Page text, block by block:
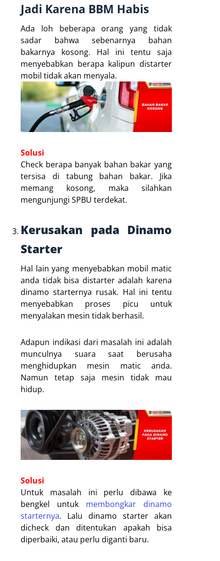
Jadi Karena BBM Habis
Ada loh beberapa orang yang tidak
sadar bahwa sebenarnya bahan
bakarnya kosong. Hal ini tentu saja
menyebabkan berapa kalipun distarter
mobil tidak akan menyala.
Solusi
Check berapa banyak bahan bakar yang
tersisa di tabung bahan bakar. Jika
memang kosong, maka silahkan
mengunjungi SPBU terdekat.
Kerusakan pada Dinamo
Starter
Hal lain yang menyebabkan mobil matic
anda tidak bisa distarter adalah karena
dinamo starternya rusak. Hal ini tentu
menyebabkan proses picu untuk
menyalakan mesin tidak berhasil.
Adapun indikasi dari masalah ini adalah
munculnya suara saat berusaha
menghidupkan mesin matic anda.
Namun tetap saja mesin tidak mau
hidup.
Solusi
Untuk masalah ini perlu dibawa ke
bengkel untuk membongkar dinamo
starternya. Lalu dinamo starter akan
dicheck dan ditentukan apakah bisa
diperbaiki, atau perlu diganti baru.